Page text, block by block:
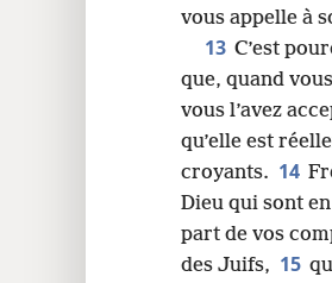
vous appelle à
13 C’est
que, quand
vous l’avez
qu’elle est
croyants. 14
Dieu qui sont
part de vos
des Juifs, 15